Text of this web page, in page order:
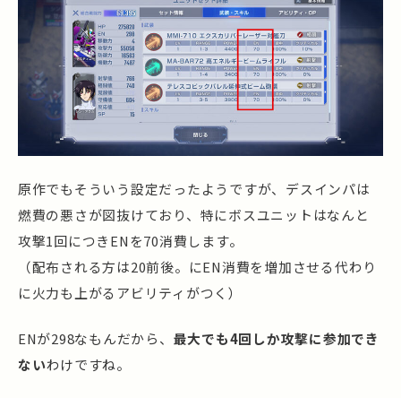
原作でもそういう設定だったようですが、デスインパは
燃費の悪さが図抜けており、特にボスユニットはなんと
攻撃1回につきENを70消費します。
（配布される方は20前後。にEN消費を増加させる代わり
に火力も上がるアビリティがつく）
ENが298なもんだから、 最大でも4回しか攻撃に参加でき
ないわけですね。